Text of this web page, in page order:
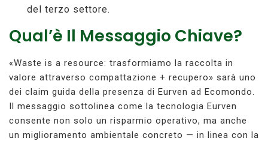
del terzo settore.
Qual’è Il Messaggio Chiave?
«Waste is a resource: trasformiamo la raccolta in
valore attraverso compattazione + recupero» sarà uno
dei claim guida della presenza di Eurven ad Ecomondo.
Il messaggio sottolinea come la tecnologia Eurven
consente non solo un risparmio operativo, ma anche
un miglioramento ambientale concreto — in linea con la